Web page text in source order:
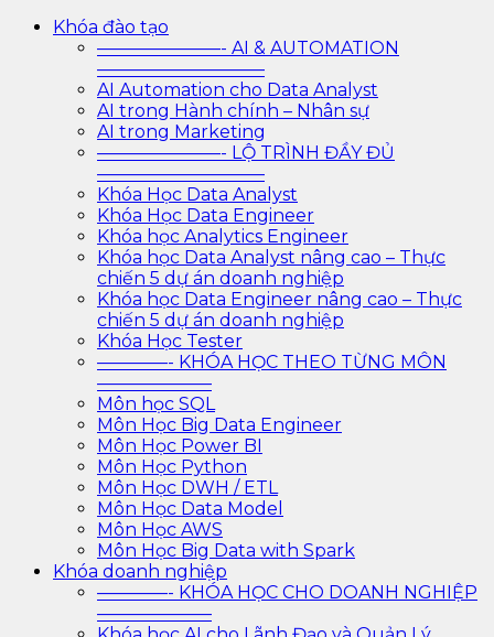
Khóa đào tạo
———————- AI & AUTOMATION
—————————–
AI Automation cho Data Analyst
AI trong Hành chính – Nhân sự
AI trong Marketing
———————- LỘ TRÌNH ĐẦY ĐỦ
—————————–
Khóa Học Data Analyst
Khóa Học Data Engineer
Khóa học Analytics Engineer
Khóa học Data Analyst nâng cao – Thực
chiến 5 dự án doanh nghiệp
Khóa học Data Engineer nâng cao – Thực
chiến 5 dự án doanh nghiệp
Khóa Học Tester
————- KHÓA HỌC THEO TỪNG MÔN
——————–
Môn học SQL
Môn Học Big Data Engineer
Môn Học Power BI
Môn Học Python
Môn Học DWH / ETL
Môn Học Data Model
Môn Học AWS
Môn Học Big Data with Spark
Khóa doanh nghiệp
————- KHÓA HỌC CHO DOANH NGHIỆP
——————–